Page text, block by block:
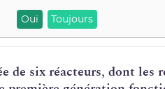
Oui Toujours
de six réacteurs, dont les